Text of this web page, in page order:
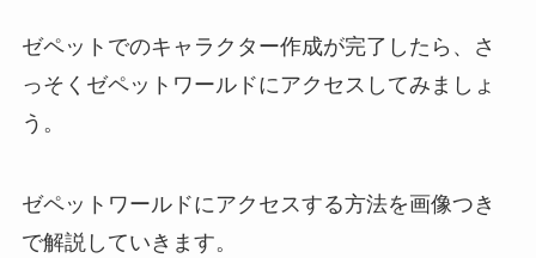
ゼペットでのキャラクター作成が完了したら、さ
っそくゼペットワールドにアクセスしてみましょ
う。
ゼペットワールドにアクセスする方法を画像つき
で解説していきます。